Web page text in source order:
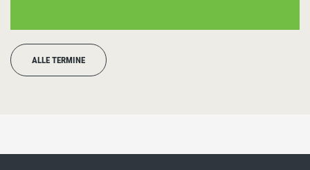
ALLE TERMINE